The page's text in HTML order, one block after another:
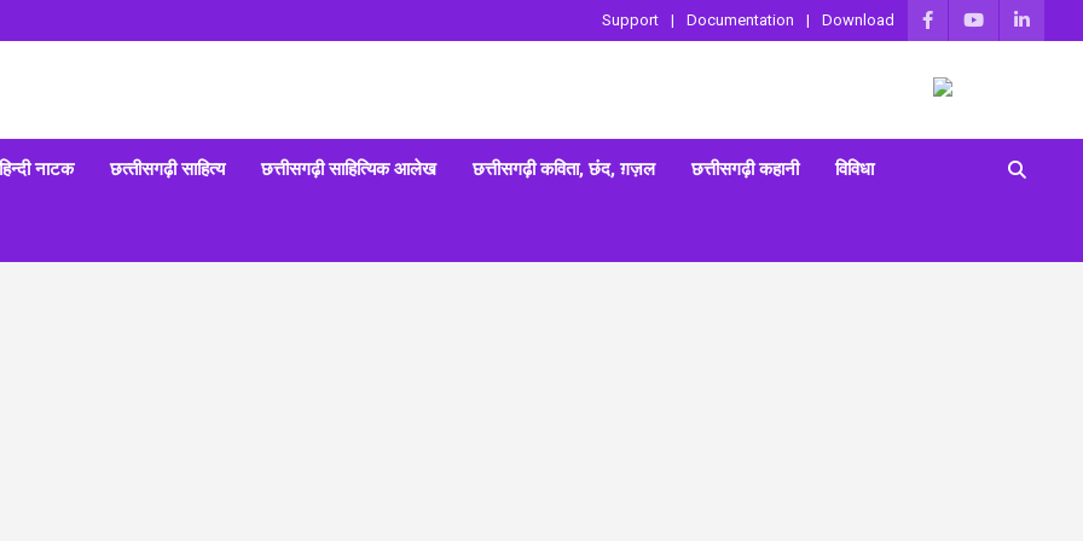
Support Documentation Download
हिन्‍दी नाटक छत्‍तीसगढ़ी साहित्‍य छत्तीसगढ़ी साहित्यिक आलेख छत्तीसगढ़ी कविता, छंद, ग़ज़ल छत्तीसगढ़ी कहानी विविधा